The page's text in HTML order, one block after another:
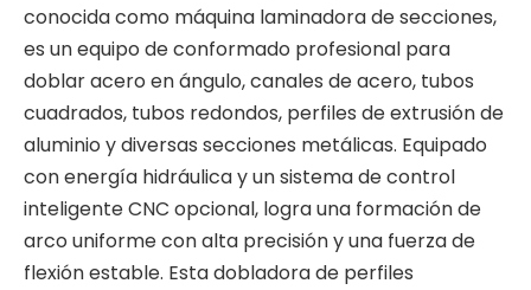
conocida como máquina laminadora de secciones,
es un equipo de conformado profesional para
doblar acero en ángulo, canales de acero, tubos
cuadrados, tubos redondos, perfiles de extrusión de
aluminio y diversas secciones metálicas. Equipado
con energía hidráulica y un sistema de control
inteligente CNC opcional, logra una formación de
arco uniforme con alta precisión y una fuerza de
flexión estable. Esta dobladora de perfiles